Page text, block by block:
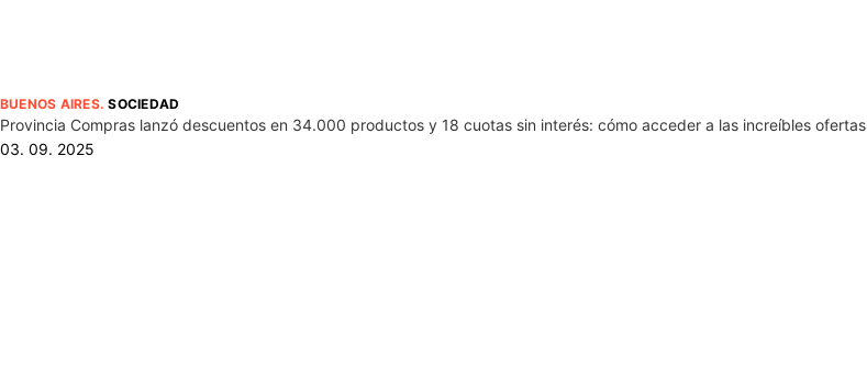
BUENOS AIRES.SOCIEDAD
Provincia Compras lanzó descuentos en 34.000 productos y 18 cuotas sin interés: cómo acceder a las increíbles ofertas
03. 09. 2025